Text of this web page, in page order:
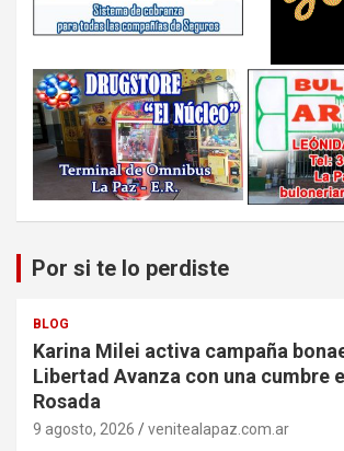
Por si te lo perdiste
BLOG
Karina Milei activa campaña
Libertad Avanza con una cumbre
Rosada
9 agosto, 2026 venitealapaz.com.ar